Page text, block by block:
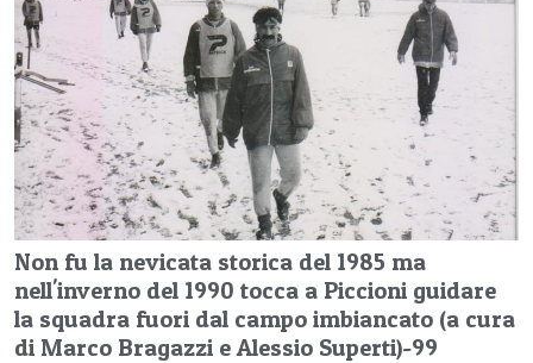
Non fu la nevicata storica del 1985 ma
nell'inverno del 1990 tocca a Piccioni guidare
la squadra fuori dal campo imbiancato (a cura
di Marco Bragazzi e Alessio Superti)-99